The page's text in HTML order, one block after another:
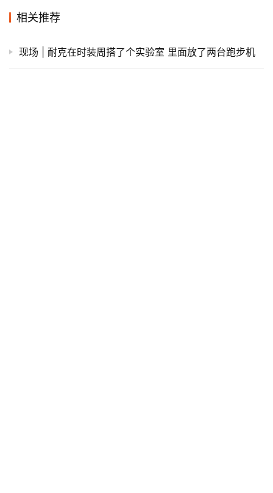
相关推荐
现场 | 耐克在时装周搭了个实验室 里面放了两台跑步机